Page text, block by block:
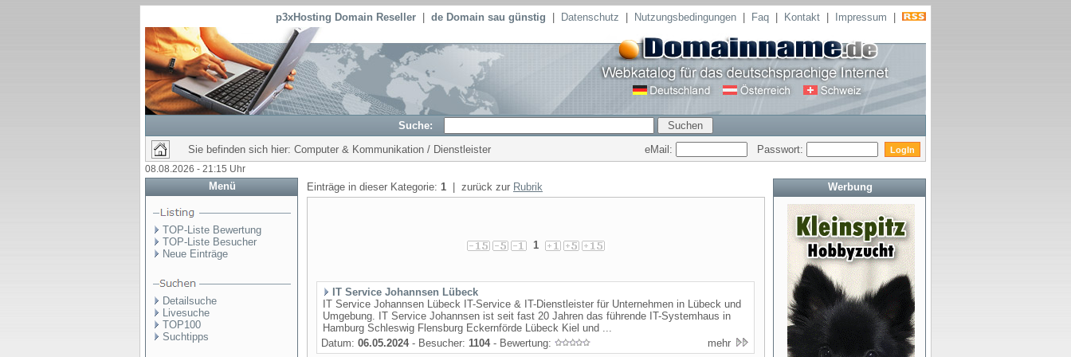
p3xHosting Domain Reseller de Domain sau günstig Datenschutz Nutzungsbedingungen Faq Kontakt Impressum
Suche:
Sie befinden sich hier: Computer & Kommunikation / Dienstleister
eMail: Passwort:
08.08.2026 - 21:15 Uhr
Menü
TOP-Liste Bewertung
TOP-Liste Besucher
Neue Einträge
Detailsuche
Livesuche
TOP100
Suchtipps
Einträge in dieser Kategorie: 1 | zurück zur Rubrik
1
IT Service Johannsen Lübeck
IT Service Johannsen Lübeck IT-Service & IT-Dienstleister für Unternehmen in Lübeck und
Umgebung. IT Service Johannsen ist seit fast 20 Jahren das führende IT-Systemhaus in
Hamburg Schleswig Flensburg Eckernförde Lübeck Kiel und ...
Datum: 06.05.2024- Besucher: 1104- Bewertung: mehr
Werbung